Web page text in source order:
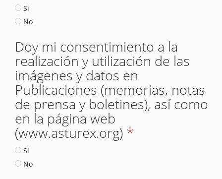
Si
No
Doy mi consentimiento a la
realización y utilización de las
imágenes y datos en
Publicaciones (memorias, notas
de prensa y boletines), así como
en la página web
(www.asturex.org) *
Si
No